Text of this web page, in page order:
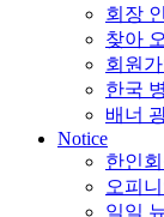
회장
찾아
회원
한국
배너
Notice
한인
오피
일일